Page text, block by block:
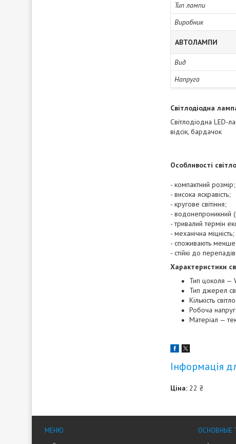
Тип лампи
Виробник
АВТОЛАМПИ
Вид
Напруга
Світлодіодна
Світлодіодна LED-
відсік, бардачок
Особливості
- компактний розмір;
- висока яскравість;
- кругове світіння;
- водонепроникний
- тривалий термін
- механічна міцність;
- споживають менше
- стійкі до
Характеристики
Тип цоколя —
Тип джерел
Кількість
Робоча
Матеріал —
Інформація
Ціна: 22 ₴
МЕНЮ
ОСНОВНЫЕ